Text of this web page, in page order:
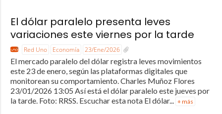
El dólar paralelo presenta leves
variaciones este viernes por la tarde
Red Uno Economía 23/Ene/2026
El mercado paralelo del dólar registra leves movimientos
este 23 de enero, según las plataformas digitales que
monitorean su comportamiento. Charles Muñoz Flores
23/01/2026 13:05 Así está el dólar paralelo este jueves por
la tarde. Foto: RRSS. Escuchar esta nota El dólar... + más